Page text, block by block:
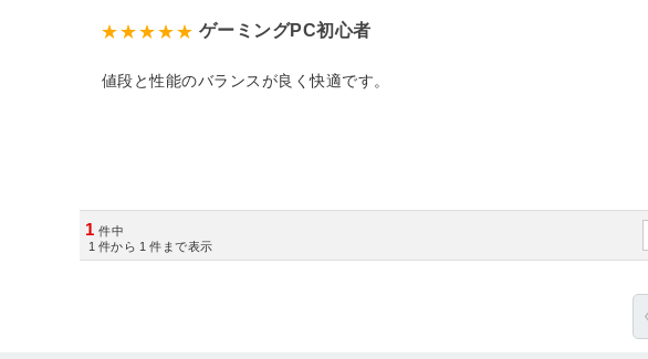
ゲーミングPC初心者
値段と性能のバランスが良く快適です。
1 件中
1 件から 1 件まで表示